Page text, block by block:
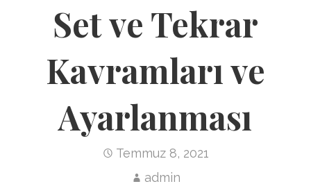
Set ve Tekrar
Kavramları ve
Ayarlanması
Temmuz 8, 2021
admin